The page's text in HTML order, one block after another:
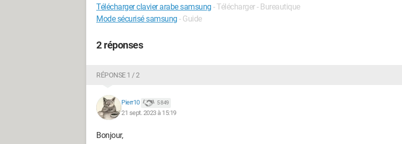
Télécharger clavier arabe samsung - Télécharger - Bureautique
Mode sécurisé samsung - Guide
2 réponses
RÉPONSE 1 / 2
Pierr10 5 849
21 sept. 2023 à 15:19
Bonjour,